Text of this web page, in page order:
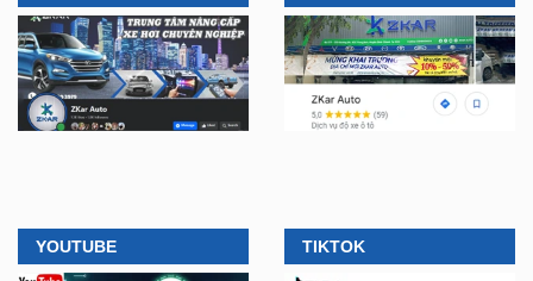
YOUTUBE TIKTOK